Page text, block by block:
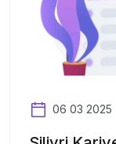
06 03 2025